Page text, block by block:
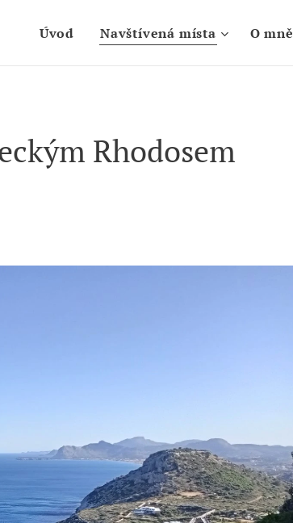
Úvod Navštívená místa O mně
Rhodosem